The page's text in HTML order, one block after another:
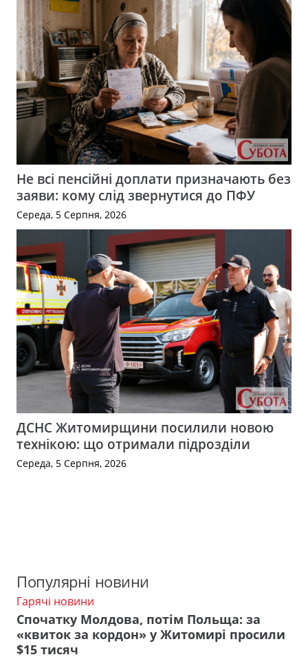
Не всі пенсійні доплати призначають без
заяви: кому слід звернутися до ПФУ
Середа, 5 Серпня, 2026
ДСНС Житомирщини посилили новою
технікою: що отримали підрозділи
Середа, 5 Серпня, 2026
Популярні новини
Гарячі новини
Спочатку Молдова, потім Польща: за
«квиток за кордон» у Житомирі просили
$15 тисяч